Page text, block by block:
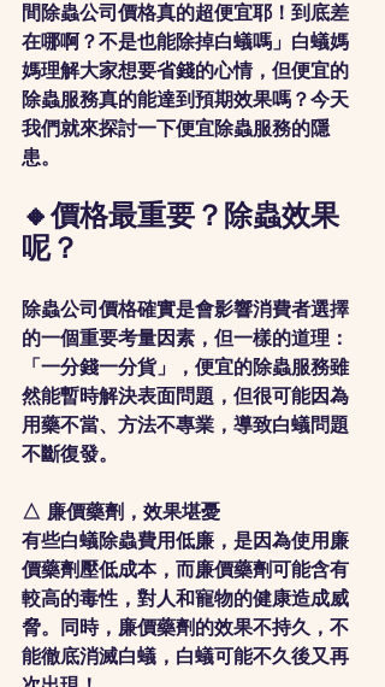
間除蟲公司價格真的超便宜耶！到底差
在哪啊？不是也能除掉白蟻嗎」白蟻媽
媽理解大家想要省錢的心情，但便宜的
除蟲服務真的能達到預期效果嗎？今天
我們就來探討一下便宜除蟲服務的隱
患。
🔸價格最重要？除蟲效果
呢？
除蟲公司價格確實是會影響消費者選擇
的一個重要考量因素，但一樣的道理：
「一分錢一分貨」，便宜的除蟲服務雖
然能暫時解決表面問題，但很可能因為
用藥不當、方法不專業，導致白蟻問題
不斷復發。
△ 廉價藥劑，效果堪憂
有些白蟻除蟲費用低廉，是因為使用廉
價藥劑壓低成本，而廉價藥劑可能含有
較高的毒性，對人和寵物的健康造成威
脅。同時，廉價藥劑的效果不持久，不
能徹底消滅白蟻，白蟻可能不久後又再